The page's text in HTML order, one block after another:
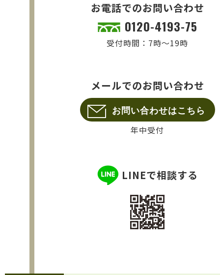
お電話でのお問い合わせ
0120-4193-75
受付時間：7時～19時
メールでのお問い合わせ
お問い合わせはこちら
年中受付
LINEで相談する